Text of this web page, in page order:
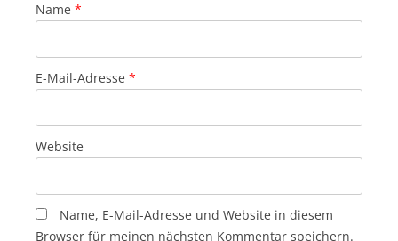
Name *
E-Mail-Adresse *
Website
Name, E-Mail-Adresse und Website in diesem
Browser für meinen nächsten Kommentar speichern.